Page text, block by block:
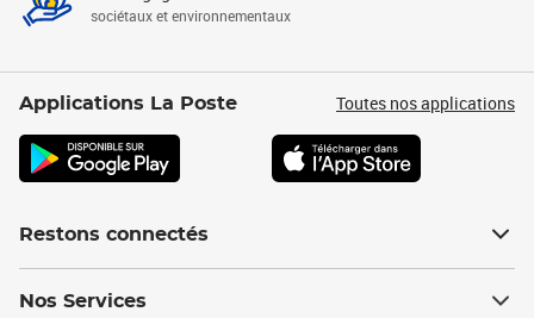
sociétaux et environnementaux
Applications La Poste Toutes nos applications
Restons connectés
Nos Services